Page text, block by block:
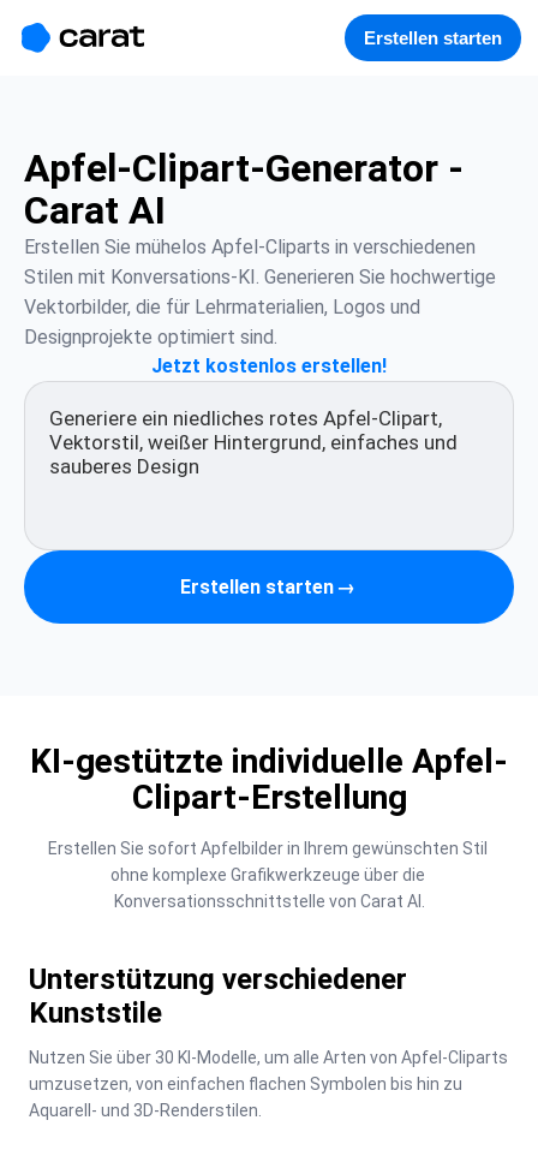
Erstellen starten
Apfel-Clipart-Generator -
Carat AI
Erstellen Sie mühelos Apfel-Cliparts in verschiedenen
Stilen mit Konversations-KI. Generieren Sie hochwertige
Vektorbilder, die für Lehrmaterialien, Logos und
Designprojekte optimiert sind.
Jetzt kostenlos erstellen!
Erstellen starten →
KI-gestützte individuelle Apfel-
Clipart-Erstellung
Erstellen Sie sofort Apfelbilder in Ihrem gewünschten Stil
ohne komplexe Grafikwerkzeuge über die
Konversationsschnittstelle von Carat AI.
Unterstützung verschiedener
Kunststile
Nutzen Sie über 30 KI-Modelle, um alle Arten von Apfel-Cliparts
umzusetzen, von einfachen flachen Symbolen bis hin zu
Aquarell- und 3D-Renderstilen.